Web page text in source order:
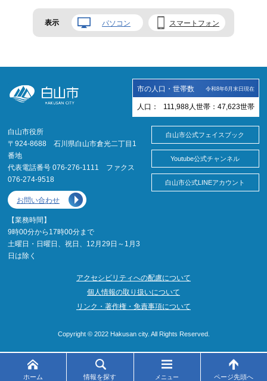
表示 パソコン スマートフォン
ホーム 情報を探す メニュー ページ先頭へ
市の人口・世帯数 令和8年6月末日現在
人口： 111,988 人 世帯： 47,623世帯
白山市役所
〒924-8688 石川県白山市倉光二丁目1
番地
代表電話番号 076-276-1111 ファクス
076-274-9518
お問い合わせ
【業務時間】
9時00分から17時00分まで
土曜日・日曜日、祝日、12月29日～1月3
日は除く
白山市公式フェイスブック
Youtube公式チャンネル
白山市公式LINEアカウント
アクセシビリティへの配慮について
個人情報の取り扱いについて
リンク・著作権・免責事項について
Copyright © 2022 Hakusan city. All Rights Reserved.